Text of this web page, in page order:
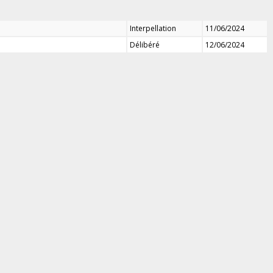
Interpellation
11/06/2024
Délibéré 12/06/2024